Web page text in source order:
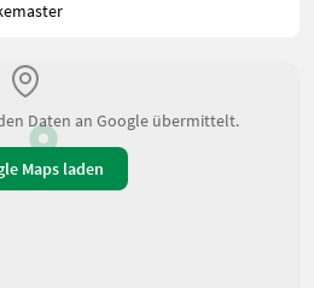
Daten an Google übermittelt.
Maps laden